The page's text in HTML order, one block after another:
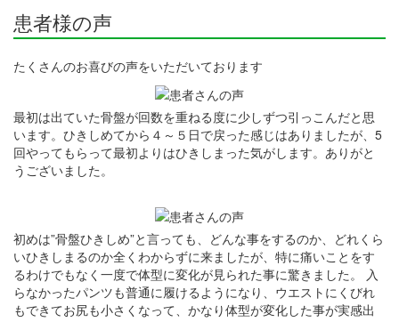
患者様の声
たくさんのお喜びの声をいただいております
最初は出ていた骨盤が回数を重ねる度に少しずつ引っこんだと思
います。ひきしめてから４～５日で戻った感じはありましたが、5
回やってもらって最初よりはひきしまった気がします。ありがと
うございました。
初めは”骨盤ひきしめ”と言っても、どんな事をするのか、どれくら
いひきしまるのか全くわからずに来ましたが、特に痛いことをす
るわけでもなく一度で体型に変化が見られた事に驚きました。 入
らなかったパンツも普通に履けるようになり、ウエストにくびれ
もできてお尻も小さくなって、かなり体型が変化した事が実感出